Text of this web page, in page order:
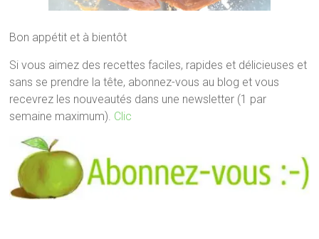
Bon appétit et à bientôt
Si vous aimez des recettes faciles, rapides et délicieuses et
sans se prendre la tête, abonnez-vous au blog et vous
recevrez les nouveautés dans une newsletter (1 par
semaine maximum). Clic